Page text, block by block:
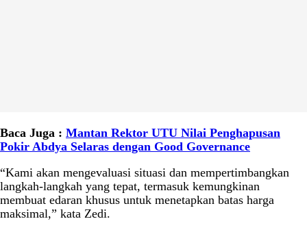
Baca Juga : Mantan Rektor UTU Nilai Penghapusan
Pokir Abdya Selaras dengan Good Governance
“Kami akan mengevaluasi situasi dan mempertimbangkan
langkah-langkah yang tepat, termasuk kemungkinan
membuat edaran khusus untuk menetapkan batas harga
maksimal,” kata Zedi.